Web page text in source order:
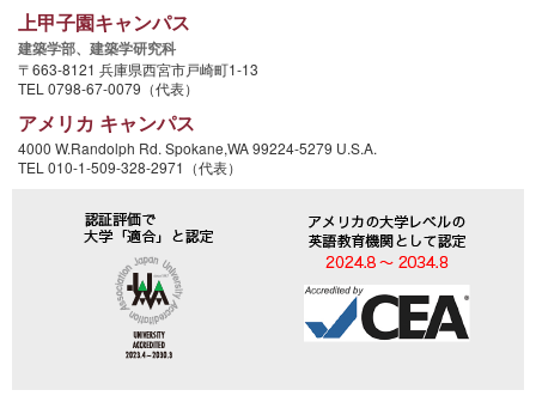
上甲子園キャンパス
建築学部、 建築学研究科
〒663-8121 兵庫県西宮市戸崎町1-13
TEL 0798-67-0079（代表）
アメリカ キャンパス
4000 W.Randolph Rd. Spokane,WA 99224-5279 U.S.A.
TEL 010-1-509-328-2971（代表）